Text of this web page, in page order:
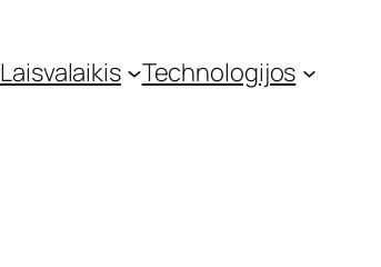
Laisvalaikis Technologijos